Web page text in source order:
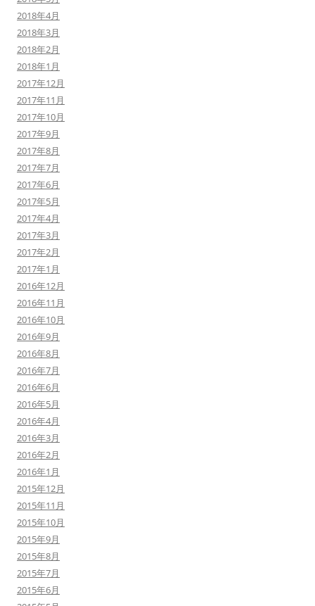
2018年4月
2018年3月
2018年2月
2018年1月
2017年12月
2017年11月
2017年10月
2017年9月
2017年8月
2017年7月
2017年6月
2017年5月
2017年4月
2017年3月
2017年2月
2017年1月
2016年12月
2016年11月
2016年10月
2016年9月
2016年8月
2016年7月
2016年6月
2016年5月
2016年4月
2016年3月
2016年2月
2016年1月
2015年12月
2015年11月
2015年10月
2015年9月
2015年8月
2015年7月
2015年6月